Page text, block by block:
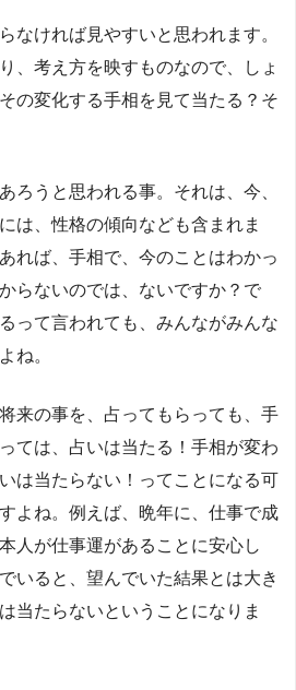
なければ見やすいと思われます。
、考え方を映すものなので、しょ
の変化する手相を見て当たる？そ
ろうと思われる事。それは、今、
は、性格の傾向なども含まれま
れば、手相で、今のことはわかっ
らないのでは、ないですか？で
って言われても、みんながみんな
ね。
来の事を、占ってもらっても、手
ては、占いは当たる！手相が変わ
は当たらない！ってことになる可
よね。例えば、晩年に、仕事で成
人が仕事運があることに安心し
いると、望んでいた結果とは大き
当たらないということになりま